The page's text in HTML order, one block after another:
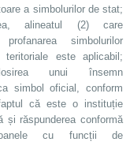
a simbolurilor de stat;
alineatul (2) care
profanarea simbolurilor
teritoriale este aplicabil;
unui însemn
simbol oficial, conform
că este o instituție
și răspunderea conformă
cu funcții de